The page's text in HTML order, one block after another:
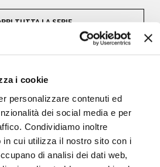
i cookie
personalizzare contenuti ed
dei social media e per
Condividiamo inoltre
in cui utilizza il nostro sito con i
di analisi dei dati web,
TUTTA LA SERIE
di complemento